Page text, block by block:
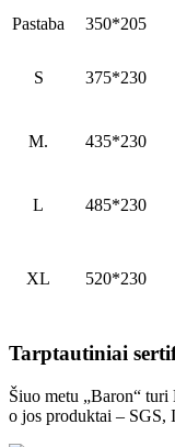
Pastaba 350*205
S 375*230
M. 435*230
L 485*230
XL 520*230
Tarptautiniai
Šiuo metu „Baron“
o jos produktai – SGS,